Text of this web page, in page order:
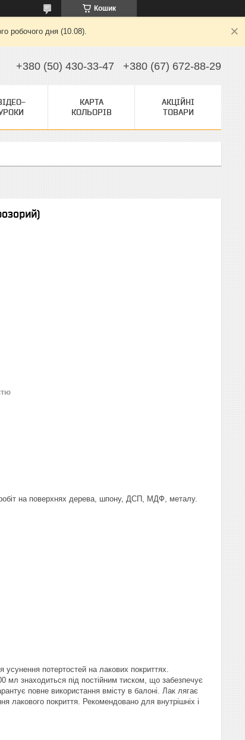
Кошик
робочого дня (10.08).
+380 (50) 430-33-47 +380 (67) 672-88-29
КАРТА
КОЛЬОРІВ
АКЦІЙНІ
ТОВАРИ
робіт на поверхнях дерева, шпону, ДСП, МДФ, металу.
усунення потертостей на лакових покриттях.
мл знаходиться під постійним тиском, що забезпечує
повне використання вмісту в балоні. Лак лягає
лакового покриття. Рекомендовано для внутрішніх і